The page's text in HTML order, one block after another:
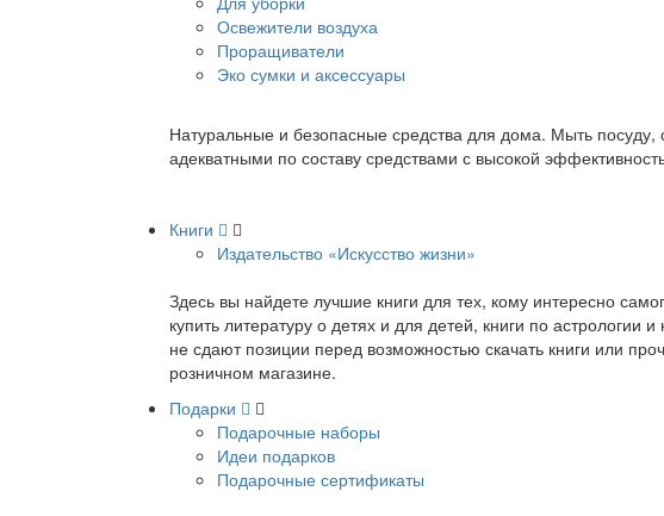
Освежители воздуха
Проращиватели
Эко сумки и аксессуары
Натуральные и безопасные средства для дома. Мыть
адекватными по составу средствами с высокой
Книги
Издательство «Искусство жизни»
Здесь вы найдете лучшие книги для тех, кому интересно
купить литературу о детях и для детей, книги по
не сдают позиции перед возможностью скачать книги или
розничном магазине.
Подарки
Подарочные наборы
Идеи подарков
Подарочные сертификаты